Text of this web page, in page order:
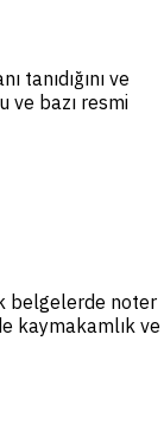
tanıdığını ve
ve bazı resmi
belgelerde noter
kaymakamlık ve